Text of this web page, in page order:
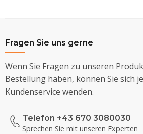
Fragen Sie uns gerne
Wenn Sie Fragen zu unseren
Bestellung haben, können Sie sich
Kundenservice wenden.
Telefon +43 670 3080030
Sprechen Sie mit unseren Experten